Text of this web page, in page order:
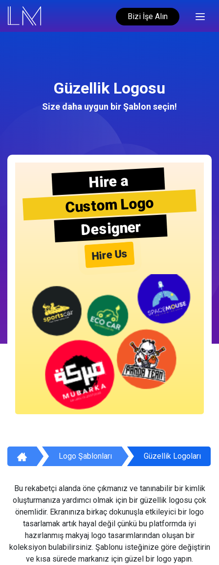
Bizi İşe Alın
Güzellik Logosu
Size daha uygun bir Şablon seçin!
Hire a
Custom Logo
Designer
Hire Us
Logo Şablonları Güzellik Logoları
Bu rekabetçi alanda öne çıkmanız ve tanınabilir bir kimlik
oluşturmanıza yardımcı olmak için bir güzellik logosu çok
önemlidir. Ekranınıza birkaç dokunuşla etkileyici bir logo
tasarlamak artık hayal değil çünkü bu platformda iyi
hazırlanmış makyaj logo tasarımlarından oluşan bir
koleksiyon bulabilirsiniz. Şablonu isteğinize göre değiştirin
ve kısa sürede markanız için güzel bir logo yapın.